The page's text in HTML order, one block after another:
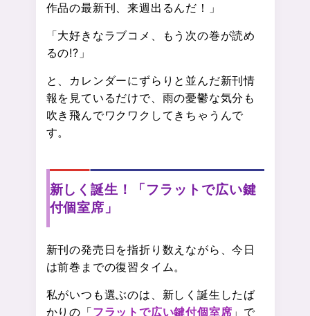
作品の最新刊、来週出るんだ！」
「大好きなラブコメ、もう次の巻が読め
るの!?」
と、カレンダーにずらりと並んだ新刊情
報を見ているだけで、雨の憂鬱な気分も
吹き飛んでワクワクしてきちゃうんで
す。
新しく誕生！「フラットで広い鍵
付個室席」
新刊の発売日を指折り数えながら、今日
は前巻までの復習タイム。
私がいつも選ぶのは、新しく誕生したば
かりの「フラットで広い鍵付個室席 」で